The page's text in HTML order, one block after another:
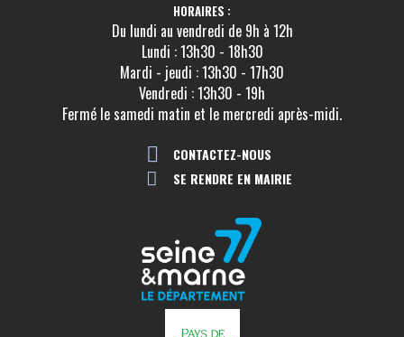
HORAIRES :
Du lundi au vendredi de 9h à 12h
Lundi : 13h30 - 18h30
Mardi - jeudi : 13h30 - 17h30
Vendredi : 13h30 - 19h
Fermé le samedi matin et le mercredi après-midi.
CONTACTEZ-NOUS
SE RENDRE EN MAIRIE